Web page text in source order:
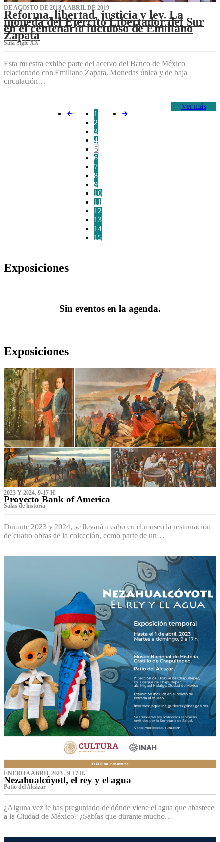
DE AGOSTO DE 2018 A ABRIL DE 2019
Reforma, libertad, justicia y ley. La
moneda del Ejército Libertador del Sur
en el centenario luctuoso de Emiliano
Zapata
Sala Siglo XX
Esta muestra exhibe parte del acervo del Banco de México
relacionado con Emiliano Zapata. Monedas única y de baja
circulación…
Ver más
1
2
3
4
5
6
7
8
9
10
11
12
13
14
15
Exposiciones
Sin eventos en la agenda.
Exposiciones
2023 Y 2024, 9-17 H.
Proyecto Bank of America
S‌alas de historia
Durante 2023 y 2024, se llevará a cabo en el museo la restauración
de cuatro obras de la colección, como parte de un…
ENERO A ABRIL 2023 , 9-17 H.
Nezahualcóyotl, el rey y el agua
Patio del Alcázar
¿Alguna vez te has preguntado de dónde viene el agua que abastece
a la Ciudad de México? ¿Sabías que durante mucho…